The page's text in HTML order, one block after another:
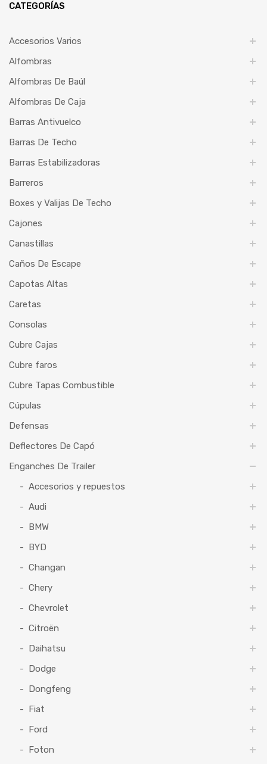
CATEGORÍAS
Accesorios Varios
Alfombras
Alfombras De Baúl
Alfombras De Caja
Barras Antivuelco
Barras De Techo
Barras Estabilizadoras
Barreros
Boxes y Valijas De Techo
Cajones
Canastillas
Caños De Escape
Capotas Altas
Caretas
Consolas
Cubre Cajas
Cubre faros
Cubre Tapas Combustible
Cúpulas
Defensas
Deflectores De Capó
Enganches De Trailer
Accesorios y repuestos
Audi
BMW
BYD
Changan
Chery
Chevrolet
Citroën
Daihatsu
Dodge
Dongfeng
Fiat
Ford
Foton